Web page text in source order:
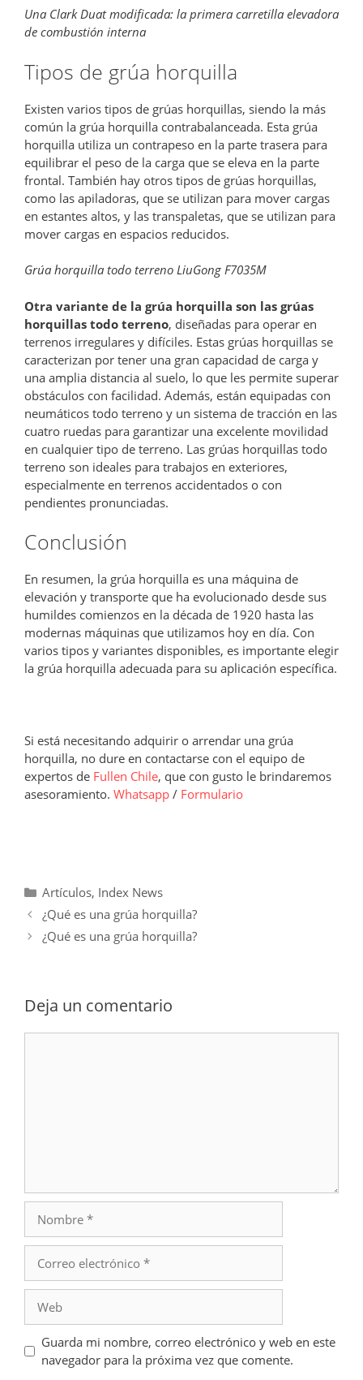
Una Clark Duat modificada: la primera carretilla elevadora
de combustión interna
Tipos de grúa horquilla
Existen varios tipos de grúas horquillas, siendo la más
común la grúa horquilla contrabalanceada. Esta grúa
horquilla utiliza un contrapeso en la parte trasera para
equilibrar el peso de la carga que se eleva en la parte
frontal. También hay otros tipos de grúas horquillas,
como las apiladoras, que se utilizan para mover cargas
en estantes altos, y las transpaletas, que se utilizan para
mover cargas en espacios reducidos.
Grúa horquilla todo terreno LiuGong F7035M
Otra variante de la grúa horquilla son las grúas
horquillas todo terreno, diseñadas para operar en
terrenos irregulares y difíciles. Estas grúas horquillas se
caracterizan por tener una gran capacidad de carga y
una amplia distancia al suelo, lo que les permite superar
obstáculos con facilidad. Además, están equipadas con
neumáticos todo terreno y un sistema de tracción en las
cuatro ruedas para garantizar una excelente movilidad
en cualquier tipo de terreno. Las grúas horquillas todo
terreno son ideales para trabajos en exteriores,
especialmente en terrenos accidentados o con
pendientes pronunciadas.
Conclusión
En resumen, la grúa horquilla es una máquina de
elevación y transporte que ha evolucionado desde sus
humildes comienzos en la década de 1920 hasta las
modernas máquinas que utilizamos hoy en día. Con
varios tipos y variantes disponibles, es importante elegir
la grúa horquilla adecuada para su aplicación específica.
Si está necesitando adquirir o arrendar una grúa
horquilla, no dure en contactarse con el equipo de
expertos de Fullen Chile, que con gusto le brindaremos
asesoramiento. Whatsapp / Formulario
Categorías
Artículos, Index News
¿Qué es una grúa horquilla?
¿Qué es una grúa horquilla?
Deja un comentario
electrónico
Guarda mi nombre, correo electrónico y web en este
navegador para la próxima vez que comente.